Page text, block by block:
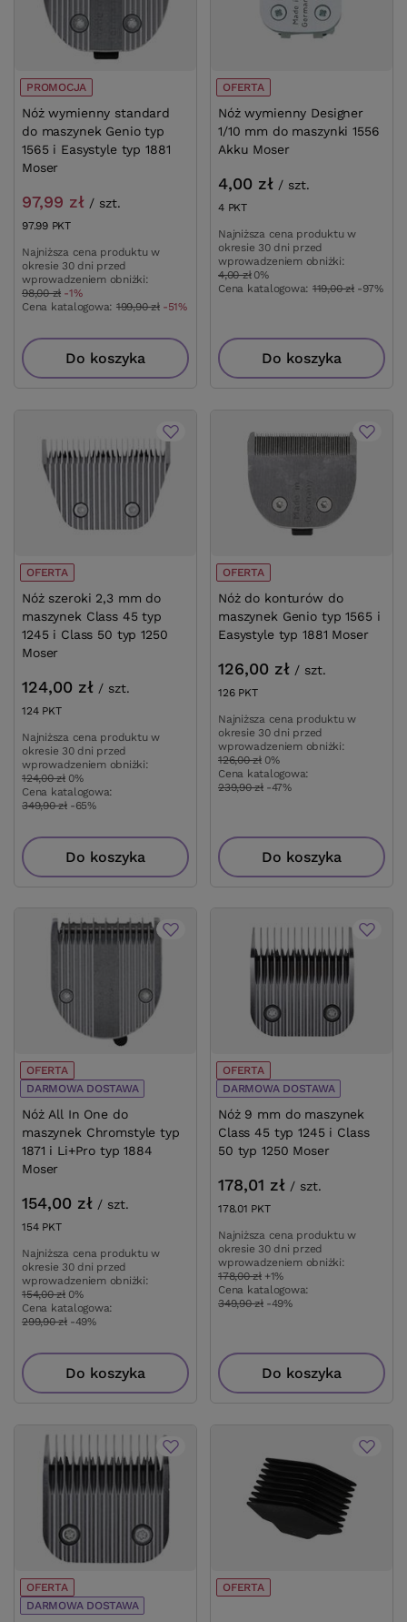
PROMOCJA
Nóż wymienny standard
do maszynek Genio typ
1565 i Easystyle typ 1881
Moser
97,99 zł / szt.
97.99PKTpunktów
Najniższa cena produktu w
okresie 30 dni przed
wprowadzeniem obniżki:
98,00 zł -1%
Cena katalogowa: 199,90 zł -51%
Do koszyka
OFERTA
Nóż wymienny Designer
1/10 mm do maszynki 1556
Akku Moser
4,00 zł / szt.
4PKTpunktów
Najniższa cena produktu w
okresie 30 dni przed
wprowadzeniem obniżki:
4,00 zł 0%
Cena katalogowa: 119,00 zł -97%
Do koszyka
OFERTA
Nóż szeroki 2,3 mm do
maszynek Class 45 typ
1245 i Class 50 typ 1250
Moser
124,00 zł / szt.
124PKTpunktów
Najniższa cena produktu w
okresie 30 dni przed
wprowadzeniem obniżki:
124,00 zł 0%
Cena katalogowa:
349,90 zł -65%
Do koszyka
OFERTA
Nóż do konturów do
maszynek Genio typ 1565 i
Easystyle typ 1881 Moser
126,00 zł / szt.
126PKTpunktów
Najniższa cena produktu w
okresie 30 dni przed
wprowadzeniem obniżki:
126,00 zł 0%
Cena katalogowa:
239,90 zł -47%
Do koszyka
OFERTA
DARMOWA DOSTAWA
Nóż All In One do
maszynek Chromstyle typ
1871 i Li+Pro typ 1884
Moser
154,00 zł / szt.
154PKTpunktów
Najniższa cena produktu w
okresie 30 dni przed
wprowadzeniem obniżki:
154,00 zł 0%
Cena katalogowa:
299,90 zł -49%
Do koszyka
OFERTA
DARMOWA DOSTAWA
Nóż 9 mm do maszynek
Class 45 typ 1245 i Class
50 typ 1250 Moser
178,01 zł / szt.
178.01 PKTpunktów
Najniższa cena produktu w
okresie 30 dni przed
wprowadzeniem obniżki:
178,00 zł +1%
Cena katalogowa:
349,90 zł -49%
Do koszyka
OFERTA
DARMOWA DOSTAWA
OFERTA